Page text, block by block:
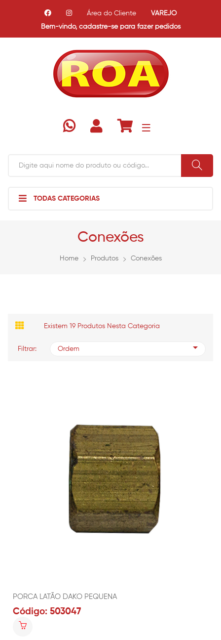
Bem-vindo, cadastre-se para fazer pedidos
Área do Cliente VAREJO
TODAS CATEGORIAS
Conexões
Home Produtos Conexões
Existem 19 Produtos Nesta Categoria
Filtrar: Ordem
PORCA LATÃO DAKO PEQUENA
Código: 503047